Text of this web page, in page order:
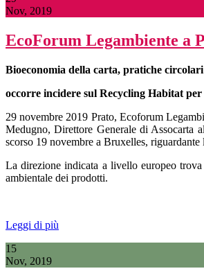
Nov, 2019
EcoForum Legambiente a
Bioeconomia della carta, pratiche
occorre incidere sul Recycling Habitat
29 novembre 2019 Prato, Ecoforum
Medugno, Direttore Generale di Assocarta
scorso 19 novembre a Bruxelles,
La direzione indicata a livello europeo
ambientale dei prodotti.
Leggi di più
15
Nov, 2019